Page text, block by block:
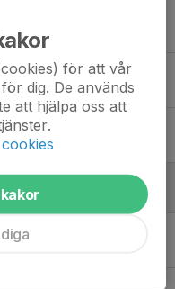
för att vår
dig. De används
att hjälpa oss att